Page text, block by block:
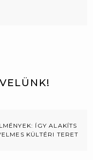
ÍGY ALAKÍTS
KÜLTÉRI TERET